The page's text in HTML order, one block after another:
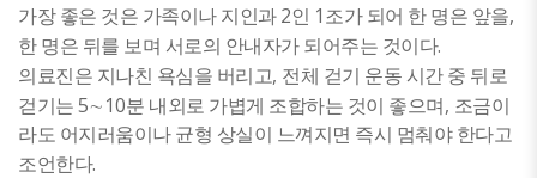
가장 좋은 것은 가족이나 지인과 2인 1 조가 되어 한 명은 앞을,
한 명은 뒤를 보며 서로의 안내자가 되어주는 것이다.
의료진은 지나친 욕심을 버리고, 전체 걷기 운동 시간 중 뒤로
걷기는 5∼ 10분 내외로 가볍게 조합하는 것이 좋으며 , 조금이
라도 어지러움이나 균형 상실이 느껴지면 즉시 멈춰야 한다고
조언한다.